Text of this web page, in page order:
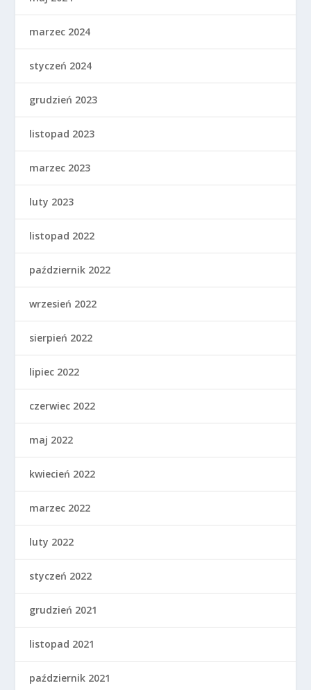
marzec 2024
styczeń 2024
grudzień 2023
listopad 2023
marzec 2023
luty 2023
listopad 2022
październik 2022
wrzesień 2022
sierpień 2022
lipiec 2022
czerwiec 2022
maj 2022
kwiecień 2022
marzec 2022
luty 2022
styczeń 2022
grudzień 2021
listopad 2021
październik 2021